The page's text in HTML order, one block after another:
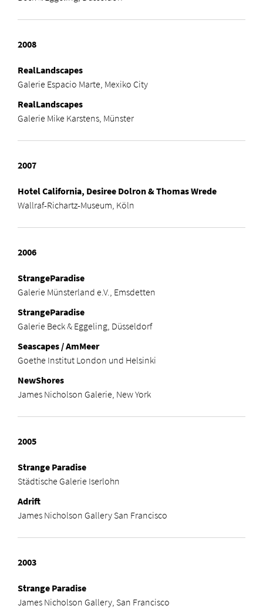
2008
RealLandscapes
Galerie Espacio Marte, Mexiko City
RealLandscapes
Galerie Mike Karstens, Münster
2007
Hotel California, Desiree Dolron & Thomas Wrede
Wallraf-Richartz-Museum, Köln
2006
StrangeParadise
Galerie Münsterland e.V., Emsdetten
StrangeParadise
Galerie Beck & Eggeling, Düsseldorf
Seascapes / AmMeer
Goethe Institut London und Helsinki
NewShores
James Nicholson Galerie, New York
2005
Strange Paradise
Städtische Galerie Iserlohn
Adrift
James Nicholson Gallery San Francisco
2003
Strange Paradise
James Nicholson Gallery, San Francisco